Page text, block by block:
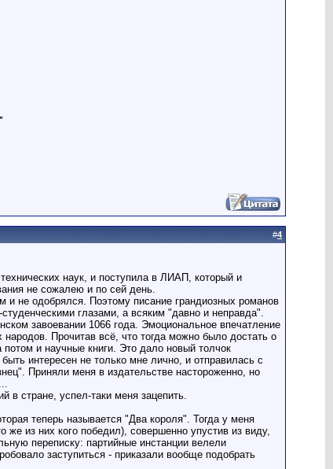
#4
наук, и поступила в ЛИАП, который и
не сожалею и по сей день.
и не одобрялся. Поэтому писание грандиозных романов
глазами, а всяким "давно и неправда".
завоевании 1066 года. Эмоциональное впечатление
Прочитав всё, что тогда можно было достать о
и научные книги. Это дало новый толчок
интересен не только мне лично, и отправилась с
Приняли меня в издательстве настороженно, но
в стране, успел-таки меня зацепить.
теперь называется "Два короля". Тогда у меня
же из них кого победил), совершенно упустив из виду,
переписку: партийные инстанции велели
заступиться - приказали вообще подобрать